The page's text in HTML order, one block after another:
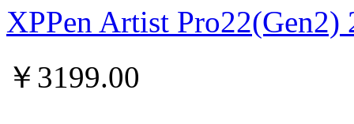
XPPen Artist Pro22(Gen2)
￥ 3199.00